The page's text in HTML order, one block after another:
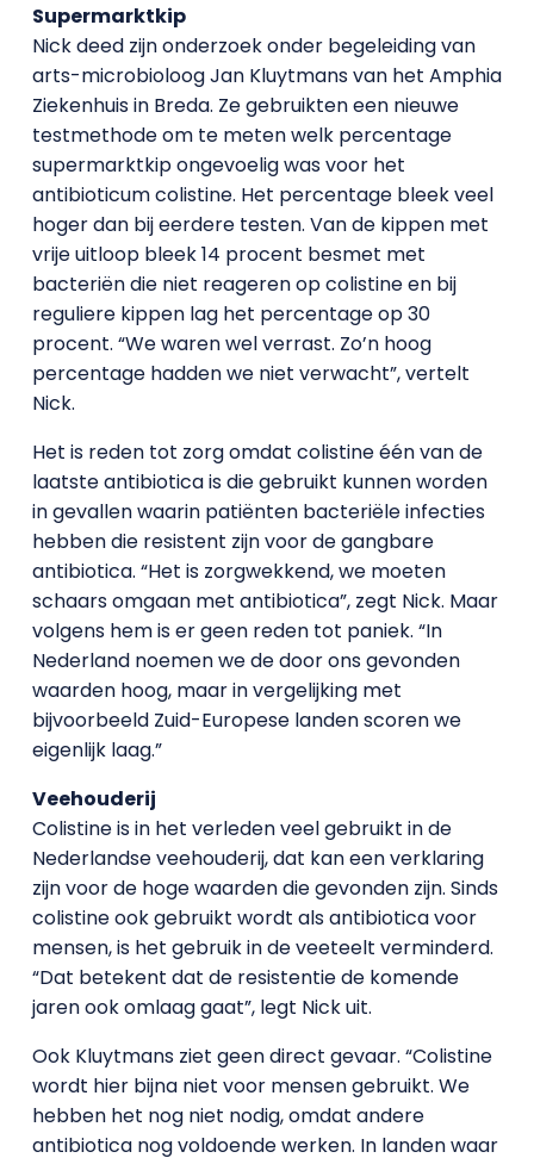
Supermarktkip
Nick deed zijn onderzoek onder begeleiding van
arts-microbioloog Jan Kluytmans van het Amphia
Ziekenhuis in Breda. Ze gebruikten een nieuwe
testmethode om te meten welk percentage
supermarktkip ongevoelig was voor het
antibioticum colistine. Het percentage bleek veel
hoger dan bij eerdere testen. Van de kippen met
vrije uitloop bleek 14 procent besmet met
bacteriën die niet reageren op colistine en bij
reguliere kippen lag het percentage op 30
procent. “We waren wel verrast. Zo’n hoog
percentage hadden we niet verwacht”, vertelt
Nick.
Het is reden tot zorg omdat colistine één van de
laatste antibiotica is die gebruikt kunnen worden
in gevallen waarin patiënten bacteriële infecties
hebben die resistent zijn voor de gangbare
antibiotica. “Het is zorgwekkend, we moeten
schaars omgaan met antibiotica”, zegt Nick. Maar
volgens hem is er geen reden tot paniek. “In
Nederland noemen we de door ons gevonden
waarden hoog, maar in vergelijking met
bijvoorbeeld Zuid-Europese landen scoren we
eigenlijk laag.”
Veehouderij
Colistine is in het verleden veel gebruikt in de
Nederlandse veehouderij, dat kan een verklaring
zijn voor de hoge waarden die gevonden zijn. Sinds
colistine ook gebruikt wordt als antibiotica voor
mensen, is het gebruik in de veeteelt verminderd.
“Dat betekent dat de resistentie de komende
jaren ook omlaag gaat”, legt Nick uit.
Ook Kluytmans ziet geen direct gevaar. “Colistine
wordt hier bijna niet voor mensen gebruikt. We
hebben het nog niet nodig, omdat andere
antibiotica nog voldoende werken. In landen waar